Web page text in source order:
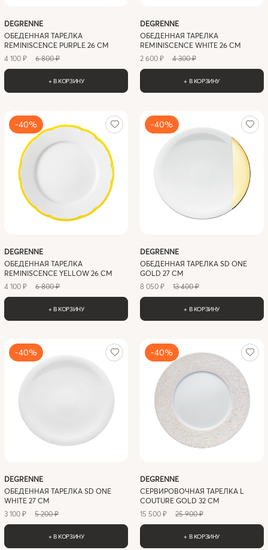
DEGRENNE
ОБЕДЕННАЯ ТАРЕЛКА
REMINISCENCE PURPLE 26 СМ
4 100 ₽
6 800 ₽
+ В КОРЗИНУ
DEGRENNE
ОБЕДЕННАЯ ТАРЕЛКА
REMINISCENCE WHITE 26 СМ
2 600 ₽
4 300 ₽
+ В КОРЗИНУ
-40%
DEGRENNE
ОБЕДЕННАЯ ТАРЕЛКА
REMINISCENCE YELLOW 26 СМ
4 100 ₽
6 800 ₽
+ В КОРЗИНУ
-40%
DEGRENNE
ОБЕДЕННАЯ ТАРЕЛКА SD ONE
GOLD 27 СМ
8 050 ₽
13 400 ₽
+ В КОРЗИНУ
-40%
DEGRENNE
ОБЕДЕННАЯ ТАРЕЛКА SD ONE
WHITE 27 СМ
3 100 ₽
5 200 ₽
+ В КОРЗИНУ
-40%
DEGRENNE
СЕРВИРОВОЧНАЯ ТАРЕЛКА L
COUTURE GOLD 32 СМ
15 500 ₽
25 900 ₽
+ В КОРЗИНУ